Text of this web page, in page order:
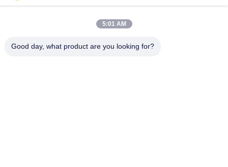
헤구이 산업단지, 리슈이, 난하이 포산 광둥 P.R.중국
5:01 AM
Good day, what product are you looking for?